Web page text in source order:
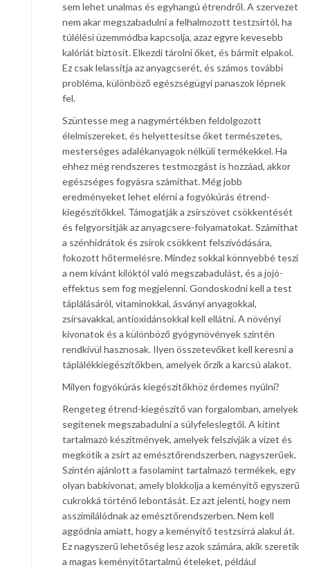
sem lehet unalmas és egyhangú étrendről. A szervezet
nem akar megszabadulni a felhalmozott testzsírtól, ha
túlélési üzemmódba kapcsolja, azaz egyre kevesebb
kalóriát biztosít. Elkezdi tárolni őket, és bármit elpakol.
Ez csak lelassítja az anyagcserét, és számos további
probléma, különböző egészségügyi panaszok lépnek
fel.
Szüntesse meg a nagymértékben feldolgozott
élelmiszereket, és helyettesítse őket természetes,
mesterséges adalékanyagok nélküli termékekkel. Ha
ehhez még rendszeres testmozgást is hozzáad, akkor
egészséges fogyásra számíthat. Még jobb
eredményeket lehet elérni a fogyókúrás étrend-
kiegészítőkkel. Támogatják a zsírszövet csökkentését
és felgyorsítják az anyagcsere-folyamatokat. Számíthat
a szénhidrátok és zsírok csökkent felszívódására,
fokozott hőtermelésre. Mindez sokkal könnyebbé teszi
a nem kívánt kilóktól való megszabadulást, és a jojó-
effektus sem fog megjelenni. Gondoskodni kell a test
táplálásáról, vitaminokkal, ásványi anyagokkal,
zsírsavakkal, antioxidánsokkal kell ellátni. A növényi
kivonatok és a különböző gyógynövények szintén
rendkívül hasznosak. Ilyen összetevőket kell keresni a
táplálékkiegészítőkben, amelyek őrzik a karcsú alakot.
Milyen fogyókúrás kiegészítőkhöz érdemes nyúlni?
Rengeteg étrend-kiegészítő van forgalomban, amelyek
segítenek megszabadulni a súlyfeleslegtől. A kitint
tartalmazó készítmények, amelyek felszívják a vizet és
megkötik a zsírt az emésztőrendszerben, nagyszerűek.
Szintén ajánlott a fasolamint tartalmazó termékek, egy
olyan babkivonat, amely blokkolja a keményítő egyszerű
cukrokká történő lebontását. Ez azt jelenti, hogy nem
asszimilálódnak az emésztőrendszerben. Nem kell
aggódnia amiatt, hogy a keményítő testzsírrá alakul át.
Ez nagyszerű lehetőség lesz azok számára, akik szeretik
a magas keményítőtartalmú ételeket, például